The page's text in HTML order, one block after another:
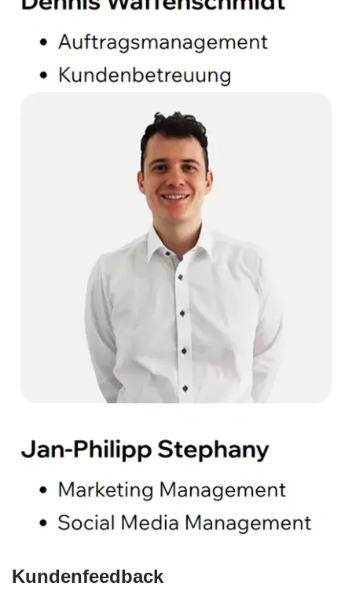
Kundenfeedback